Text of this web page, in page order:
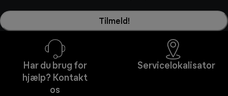
Tilmeld!
Har du brug for
hjælp? Kontakt
os
Servicelokalisator